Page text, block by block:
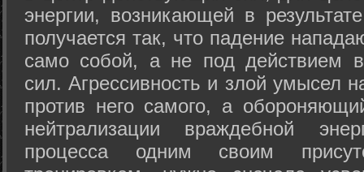
энергии, возникающей в
получается так, что падение
само собой, а не под действием
сил. Агрессивность и злой умысел
против него самого, а
нейтрализации враждебной
процесса одним своим